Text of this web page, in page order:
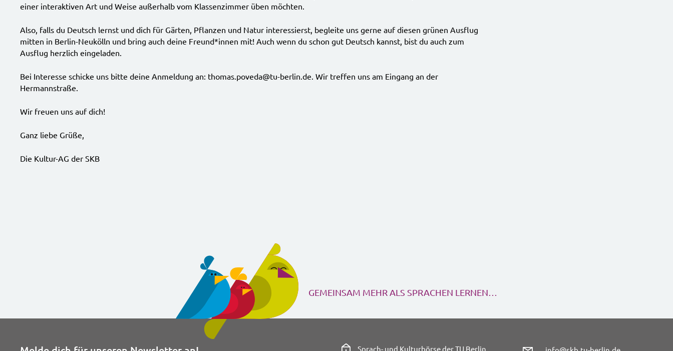
einer interaktiven Art und Weise außerhalb vom Klassenzimmer üben möchten.
Also, falls du Deutsch lernst und dich für Gärten, Pflanzen und Natur interessierst, begleite uns gerne auf diesen grünen Ausflug
mitten in Berlin-Neukölln und bring auch deine Freund*innen mit! Auch wenn du schon gut Deutsch kannst, bist du auch zum
Ausflug herzlich eingeladen.
Bei Interesse schicke uns bitte deine Anmeldung an: thomas.poveda@tu-berlin.de. Wir treffen uns am Eingang an der
Hermannstraße.
Wir freuen uns auf dich!
Ganz liebe Grüße,
Die Kultur-AG der SKB
GEMEINSAM MEHR ALS SPRACHEN LERNEN…
Sprach- und Kulturbörse der TU Berlin